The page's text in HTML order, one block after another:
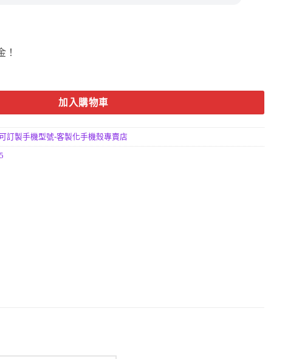
！
加入購物車
訂製手機型號-客製化手機殼專賣店